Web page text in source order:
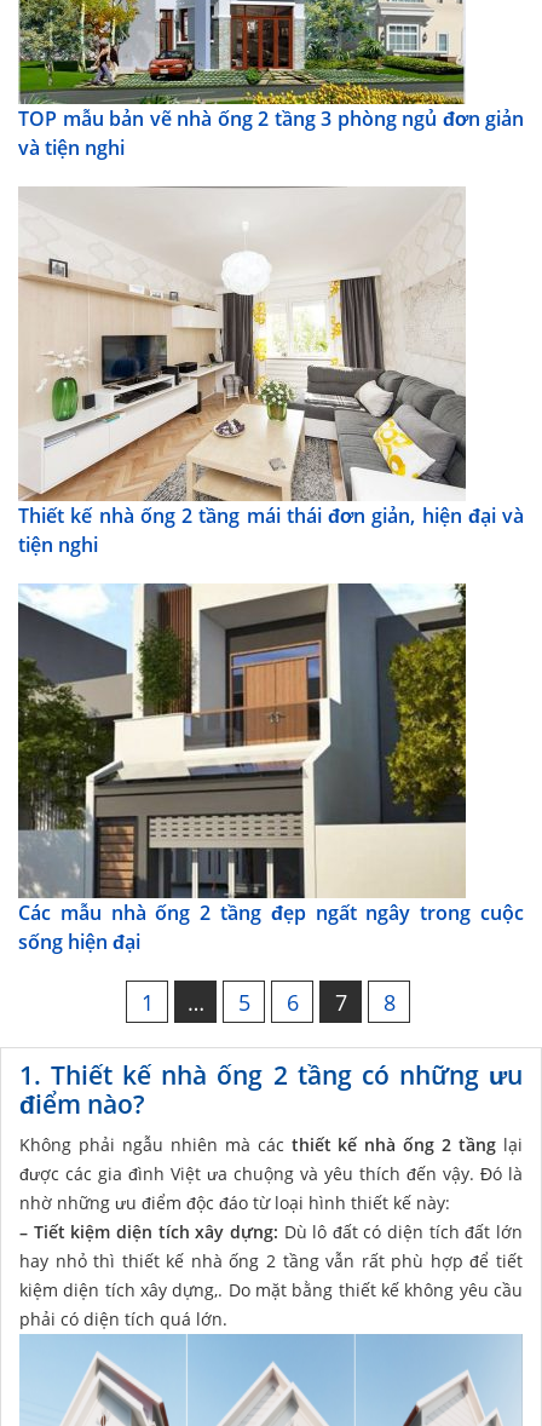
TOP mẫu bản vẽ nhà ống 2 tầng 3 phòng ngủ đơn giản
và tiện nghi
Thiết kế nhà ống 2 tầng mái thái đơn giản, hiện đại và
tiện nghi
Các mẫu nhà ống 2 tầng đẹp ngất ngây trong cuộc
sống hiện đại
1 … 5 6 7 8
1. Thiết kế nhà ống 2 tầng có những ưu
điểm nào?
Không phải ngẫu nhiên mà các thiết kế nhà ống 2 tầng lại
được các gia đình Việt ưa chuộng và yêu thích đến vậy. Đó là
nhờ những ưu điểm độc đáo từ loại hình thiết kế này:
– Tiết kiệm diện tích xây dựng: Dù lô đất có diện tích đất lớn
hay nhỏ thì thiết kế nhà ống 2 tầng vẫn rất phù hợp để tiết
kiệm diện tích xây dựng,. Do mặt bằng thiết kế không yêu cầu
phải có diện tích quá lớn.